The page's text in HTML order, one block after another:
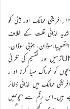
امریکی محکمہ خارجہ نے اگست ۲۰۲۵ء میں اعلان کیا ہے کہ امریکہ۱۲؍افریقی ممالک اور ہیٹی کو
شدید غذائی قلت کے خلاف
جنوبی سوڈان،
مڈغاسکر، وسطی افریقی جمہوریہ،جمہوریہ کانگو وغیرہ شامل ہیں۔ UNICEFترسیل اور تقسیم کی نگرانی
قلت کا شکار بچوں کو خوراک مہیا کرنا او ر
ممالک میں غذائی ذخائر
ہیں۔اس رقم سے بچوںمیں